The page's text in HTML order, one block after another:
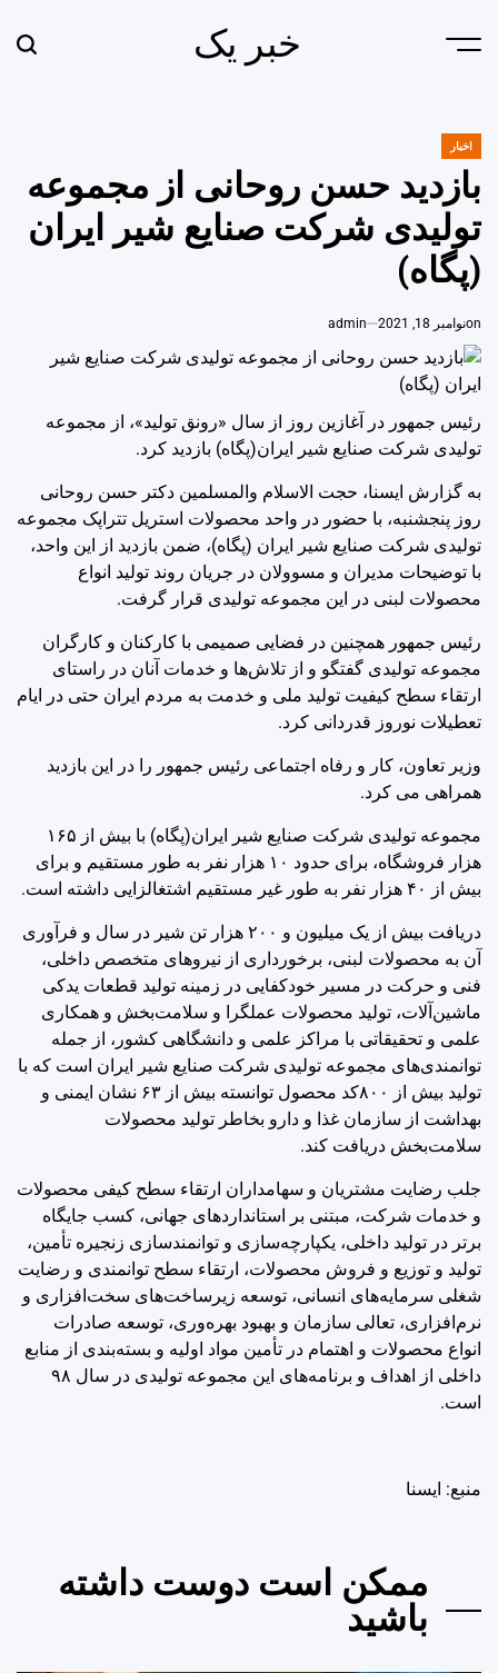
Menu خبر یک
POSTED
اخبار
بازدید حسن روحانی از مجموعه
تولیدی شرکت صنایع شیر ایران
(پگاه)
onنوامبر 18, 2021 admin
رئیس جمهور در آغازین روز از سال «رونق تولید»، از مجموعه
تولیدی شرکت صنایع شیر ایران(پگاه) بازدید کرد.
به گزارش ایسنا، حجت الاسلام والمسلمین دکتر حسن روحانی
روز پنجشنبه، با حضور در واحد محصولات استریل تتراپک مجموعه
تولیدی شرکت صنایع شیر ایران (پگاه)، ضمن بازدید از این واحد،
با توضیحات مدیران و مسوولان در جریان روند تولید انواع
محصولات لبنی در این مجموعه تولیدی قرار گرفت.
رئیس جمهور همچنین در فضایی صمیمی با کارکنان و کارگران
مجموعه تولیدی گفتگو و از تلاش‌ها و خدمات آنان در راستای
ارتقاء سطح کیفیت تولید ملی و خدمت به مردم ایران حتی در ایام
تعطیلات نوروز قدردانی کرد.
وزیر تعاون، کار و رفاه اجتماعی رئیس جمهور را در این بازدید
همراهی می کرد.
مجموعه تولیدی شرکت صنایع شیر ایران(پگاه) با بیش از ۱۶۵
هزار فروشگاه، برای حدود ۱۰ هزار نفر به طور مستقیم و برای
بیش از ۴۰ هزار نفر به طور غیر مستقیم اشتغالزایی داشته است.
دریافت بیش از یک میلیون و ۲۰۰ هزار تن شیر در سال و فرآوری
آن به محصولات لبنی، برخورداری از نیروهای متخصص داخلی،
فنی و حرکت در مسیر خودکفایی در زمینه تولید قطعات یدکی
ماشین‌‌آلات، تولید محصولات عملگرا و سلامت‌بخش و همکاری
علمی و تحقیقاتی با مراکز علمی و دانشگاهی کشور، از جمله
توانمندی‌های مجموعه تولیدی شرکت صنایع شیر ایران است که با
تولید بیش از ۸۰۰کد محصول توانسته بیش از ۶۳ نشان ایمنی و
بهداشت از سازمان غذا و دارو بخاطر تولید محصولات
سلامت‌بخش دریافت کند.
جلب رضایت مشتریان و سهامداران ارتقاء سطح کیفی محصولات
و خدمات شرکت، مبتنی بر استانداردهای جهانی، کسب جایگاه
برتر در تولید داخلی، یکپارچه‌سازی و توانمندسازی زنجیره تأمین،
تولید و توزیع و فروش محصولات، ارتقاء سطح توانمندی و رضایت
شغلی سرمایه‌های انسانی، توسعه زیرساخت‌های سخت‌افزاری و
نرم‌افزاری، ‌تعالی سازمان و بهبود بهره‌وری، توسعه صادرات
انواع محصولات و اهتمام در تأمین مواد اولیه و بسته‌بندی از منابع
داخلی از اهداف و برنامه‌های این مجموعه تولیدی در سال ۹۸
است.
منبع: ايسنا
ممکن است دوست داشته
باشید